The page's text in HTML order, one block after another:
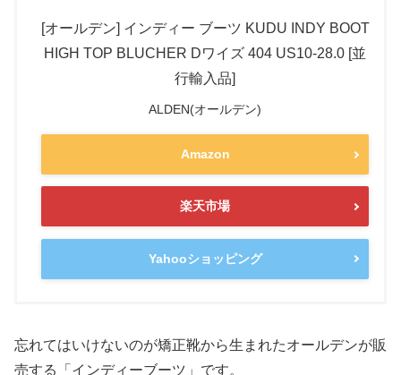
[オールデン] インディー ブーツ KUDU INDY BOOT
HIGH TOP BLUCHER Dワイズ 404 US10-28.0 [並
行輸入品]
ALDEN(オールデン)
Amazon
楽天市場
Yahooショッピング
忘れてはいけないのが矯正靴から生まれたオールデンが販
売する「インディーブーツ」です。